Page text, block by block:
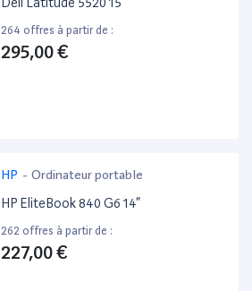
264 offres à partir de :
295,00 €
HP - Ordinateur portable
HP EliteBook 840 G6 14”
262 offres à partir de :
227,00 €